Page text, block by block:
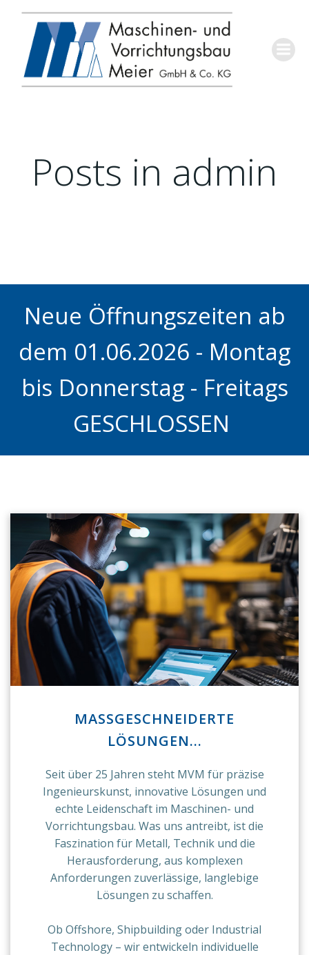
zum
Inhalt
Posts in admin
Neue Öffnungszeiten ab
dem 01.06.2026 - Montag
bis Donnerstag - Freitags
GESCHLOSSEN
MASSGESCHNEIDERTE L
ÖSUNGEN...
Seit über 25 Jahren steht MVM für präzise
Ingenieurskunst, innovative Lösungen und
echte Leidenschaft im Maschinen- und
Vorrichtungsbau. Was uns antreibt, ist die
Faszination für Metall, Technik und die
Herausforderung, aus komplexen
Anforderungen zuverlässige, langlebige
Lösungen zu schaffen.
Ob Offshore, Shipbuilding oder Industrial
Technology – wir entwickeln individuelle